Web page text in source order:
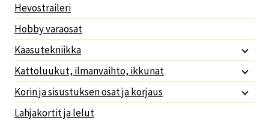
Hevostraileri
Hobby varaosat
Kaasutekniikka
Kattoluukut, ilmanvaihto, ikkunat
Korin ja sisustuksen osat ja korjaus
Lahjakortit ja lelut